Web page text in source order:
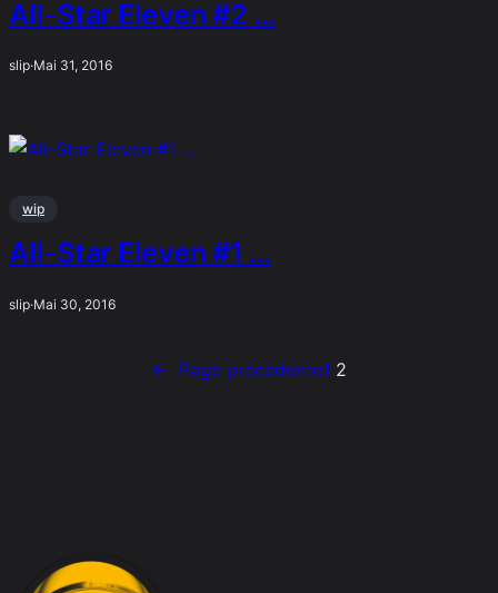
All-Star Eleven #2 …
slip·Mai 31, 2016
wip
All-Star Eleven #1 …
slip·Mai 30, 2016
← Page précédente1 2